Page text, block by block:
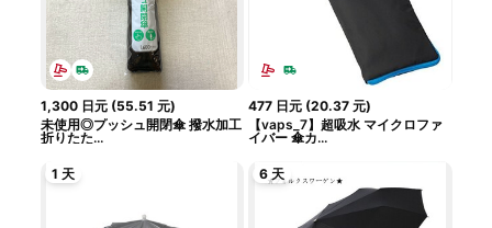
1,300 日元(55.51 元)
未使用◎プッシュ開閉傘 撥水加工
折りたた...
477 日元 (20.37 元)
【vaps_7】超吸水 マイクロファ
イバー 傘カ...
1 天 6 天